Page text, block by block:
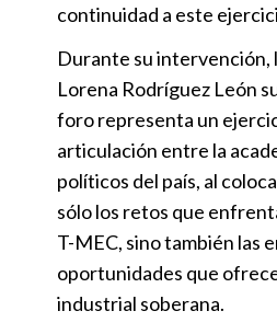
continuidad a este
Durante su intervención,
Lorena Rodríguez León
foro representa un
articulación entre la
políticos del país, al
sólo los retos que
T-MEC, sino también las
oportunidades que
industrial soberana.